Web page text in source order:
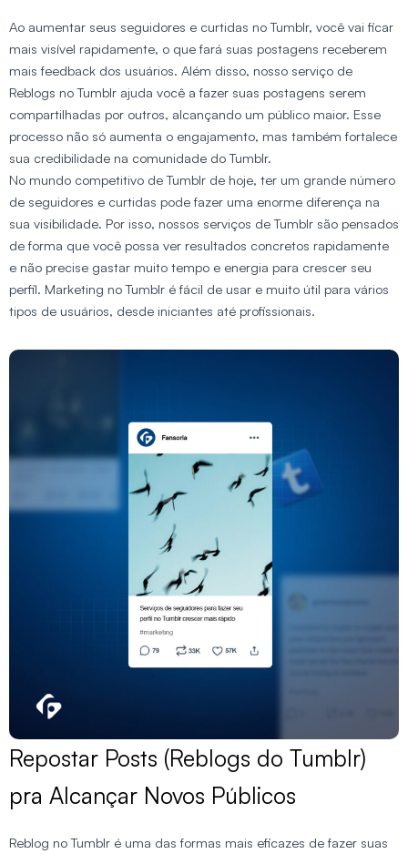
Ao aumentar seus seguidores e curtidas no Tumblr, você vai ficar
mais visível rapidamente, o que fará suas postagens receberem
mais feedback dos usuários. Além disso, nosso serviço de
Reblogs no Tumblr ajuda você a fazer suas postagens serem
compartilhadas por outros, alcançando um público maior. Esse
processo não só aumenta o engajamento, mas também fortalece
sua credibilidade na comunidade do Tumblr.
No mundo competitivo de Tumblr de hoje, ter um grande número
de seguidores e curtidas pode fazer uma enorme diferença na
sua visibilidade. Por isso, nossos serviços de Tumblr são pensados
de forma que você possa ver resultados concretos rapidamente
e não precise gastar muito tempo e energia para crescer seu
perfil. Marketing no Tumblr é fácil de usar e muito útil para vários
tipos de usuários, desde iniciantes até profissionais.
Repostar Posts (Reblogs do Tumblr)
pra Alcançar Novos Públicos
Reblog no Tumblr é uma das formas mais eficazes de fazer suas